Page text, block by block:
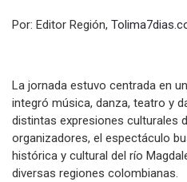
Por: Editor Región,
La jornada estuvo centrada en
integró música, danza, teatro y
distintas expresiones culturales
organizadores, el espectáculo
histórica y cultural del río
diversas regiones colombianas.